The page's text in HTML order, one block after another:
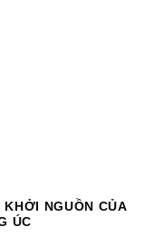
NGUỒN CỦA
ÚC